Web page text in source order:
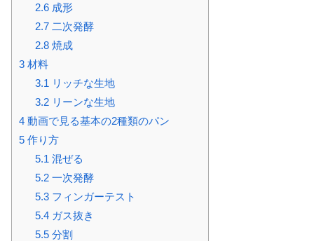
2.6成形
2.7二次発酵
2.8焼成
3 材料
3.1 リッチな生地
3.2リーンな生地
4 動画で見る基本の2種類のパン
5 作り方
5.1 混ぜる
5.2一次発酵
5.3フィンガーテスト
5.4ガス抜き
5.5分割